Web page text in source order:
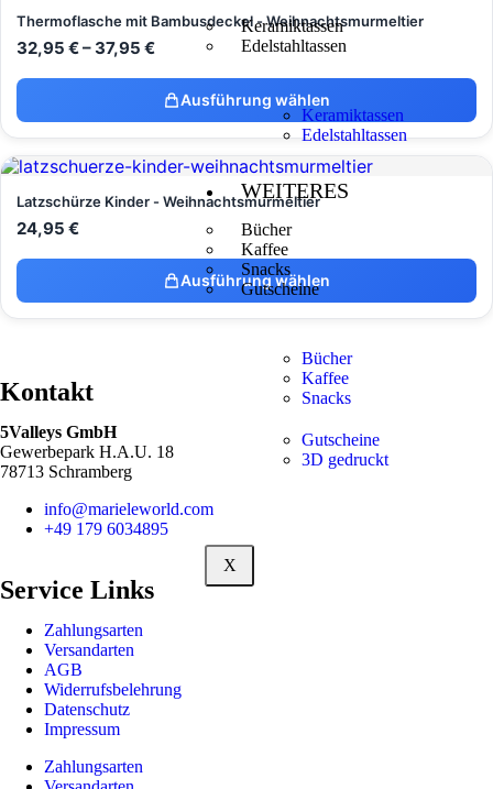
Keramiktassen
Edelstahltassen
Keramiktassen
Edelstahltassen
WEITERES
Bücher
Kaffee
Snacks
Gutscheine
Bücher
Kaffee
Snacks
Gutscheine
3D gedruckt
X
Thermoflasche mit Bambusdeckel - Weihnachtsmurmeltier
32,95 €– 37,95 €
Ausführung wählen
Latzschürze Kinder - Weihnachtsmurmeltier
24,95 €
Ausführung wählen
Kontakt
5Valleys GmbH
Gewerbepark H.A.U. 18
78713 Schramberg
info@marieleworld.com
+49 179 6034895
Service Links
Zahlungsarten
Versandarten
AGB
Widerrufsbelehrung
Datenschutz
Impressum
Zahlungsarten